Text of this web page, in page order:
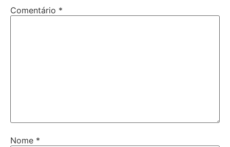
Comentário *
Nome *